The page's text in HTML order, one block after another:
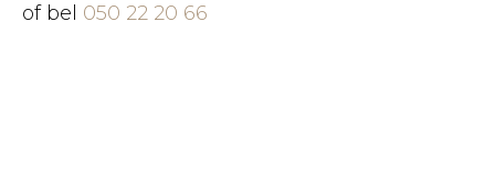
of bel 050 22 20 66